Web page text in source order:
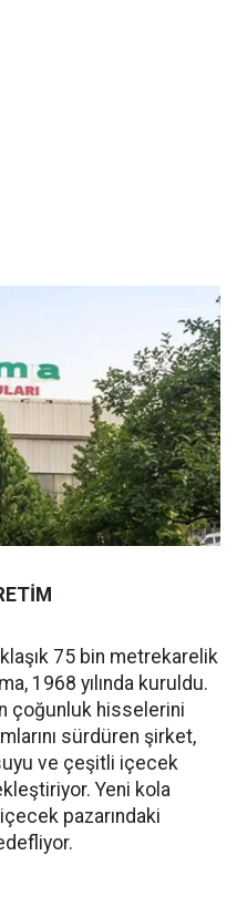
75 bin metrekarelik
1968 yılında kuruldu.
çoğunluk hisselerini
sürdüren şirket,
ve çeşitli içecek
Yeni kola
pazarındaki